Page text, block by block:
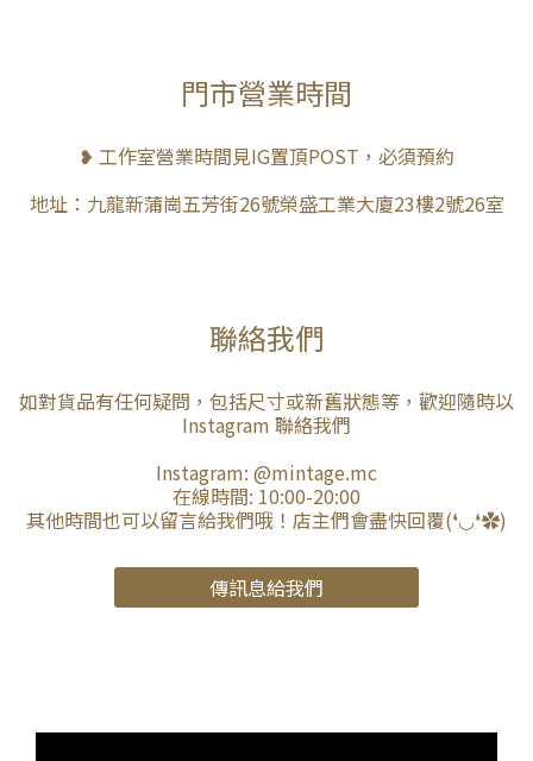
門市營業時間
❥ 工作室營業時間見IG置頂POST，必須預約
地址：九龍新蒲崗五芳街26號榮盛工業大廈23樓2號26室
聯絡我們
如對貨品有任何疑問，包括尺寸或新舊狀態等，歡迎隨時以
Instagram 聯絡我們
Instagram: @mintage.mc
在線時間: 10:00-20:00
其他時間也可以留言給我們哦！店主們會盡快回覆(❛◡❛✿)
傳訊息給我們